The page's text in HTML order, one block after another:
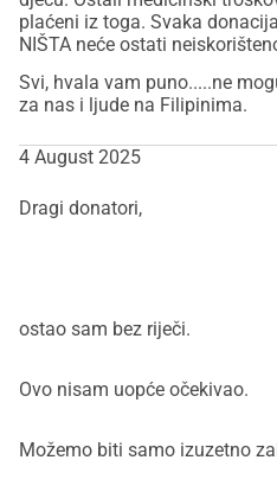
plaćeni iz toga. Svaka
NIŠTA neće ostati
Svi, hvala vam puno.....ne
za nas i ljude na Filipinima.
4 August 2025
Dragi donatori,
ostao sam bez riječi.
Ovo nisam uopće očekivao.
Možemo biti samo izuzetno